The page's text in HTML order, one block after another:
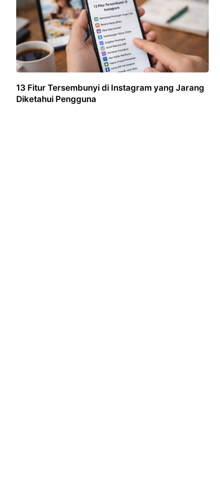
13 Fitur Tersembunyi di Instagram yang Jarang
Diketahui Pengguna